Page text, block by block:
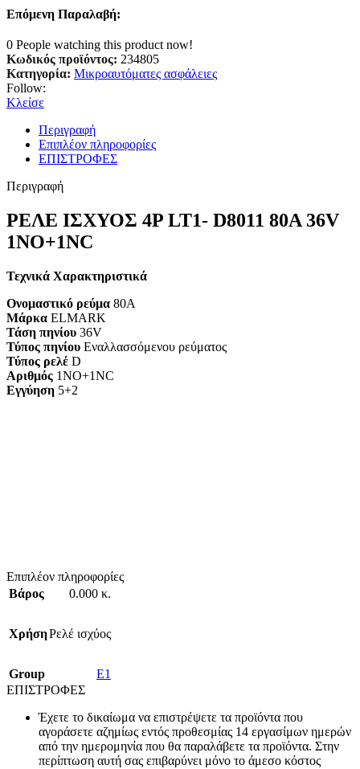
Επόμενη Παραλαβή:
0 People watching this product now!
Κωδικός προϊόντος: 234805
Κατηγορία: Μικροαυτόματες ασφάλειες
Follow:
Κλείσε
Περιγραφή
Επιπλέον πληροφορίες
ΕΠΙΣΤΡΟΦΕΣ
Περιγραφή
ΡΕΛΕ ΙΣΧΥΟΣ 4P LT1- D8011 80A 36V
1NO+1NC
Τεχνικά Χαρακτηριστικά
Ονομαστικό ρεύμα 80A
Μάρκα ELMARK
Τάση πηνίου 36V
Τύπος πηνίου Εναλλασσόμενου ρεύματος
Τύπος ρελέ D
Αριθμός 1NO+1NC
Εγγύηση 5+2
Επιπλέον πληροφορίες
Βάρος
0.000 κ.
ΧρήσηΡελέ ισχύος
Group
E1
ΕΠΙΣΤΡΟΦΕΣ
Έχετε το δικαίωμα να επιστρέψετε τα προϊόντα που
αγοράσετε αζημίως εντός προθεσμίας 14 εργασίμων ημερών
από την ημερομηνία που θα παραλάβετε τα προϊόντα. Στην
περίπτωση αυτή σας επιβαρύνει μόνο το άμεσο κόστος